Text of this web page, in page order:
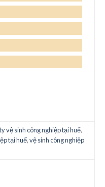
vệ sinh công nghiệp tại huế,
tại huế,vệ sinh công nghiệp